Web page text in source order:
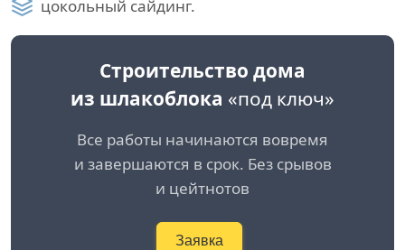
цокольный сайдинг.
Строительство дома
из шлакоблока «под ключ»
Все работы начинаются вовремя
и завершаются в срок. Без срывов
и цейтнотов
Заявка